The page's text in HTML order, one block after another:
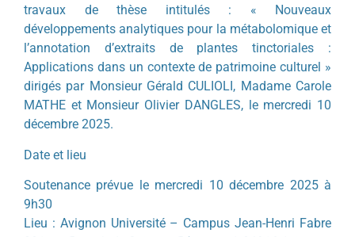
travaux de thèse intitulés : « Nouveaux
développements analytiques pour la métabolomique et
l’annotation d’extraits de plantes tinctoriales :
Applications dans un contexte de patrimoine culturel »
dirigés par Monsieur Gérald CULIOLI, Madame Carole
MATHE et Monsieur Olivier DANGLES, le mercredi 10
décembre 2025.
Date et lieu
Soutenance prévue le mercredi 10 décembre 2025 à
9h30
Lieu : Avignon Université – Campus Jean-Henri Fabre